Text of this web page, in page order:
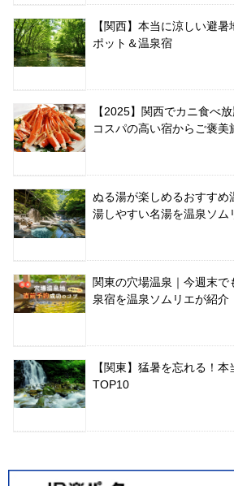
【関西】本当に涼しい避
ポット＆温泉宿
【2025】関西でカニ食べ
コスパの高い宿からご褒美
ぬる湯が楽しめるおすすめ
湯しやすい名湯を温泉ソム
関東の穴場温泉｜今週末で
泉宿を温泉ソムリエが紹介
【関東】猛暑を忘れる！
TOP10